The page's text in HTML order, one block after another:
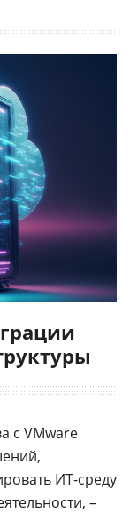
с VMware
ИТ-среду
–